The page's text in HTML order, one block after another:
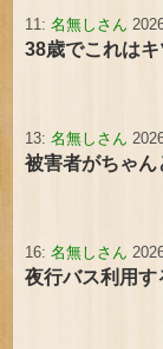
11:名無しさん
38歳でこれは
13:名無しさん
被害者がちゃ
16:名無しさん
夜行バス利用